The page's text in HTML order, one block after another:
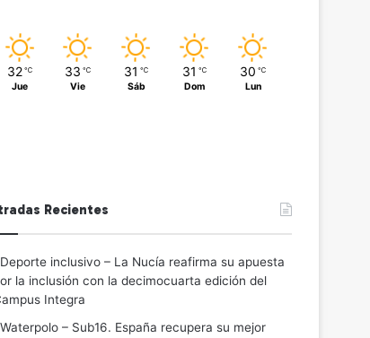
32 ℃
Jue
33 ℃
Vie
31 ℃
Sáb
31 ℃
Dom
30 ℃
Lun
Recientes
inclusivo – La Nucía reafirma su apuesta
la inclusión con la decimocuarta edición del
Integra
– Sub16. España recupera su mejor